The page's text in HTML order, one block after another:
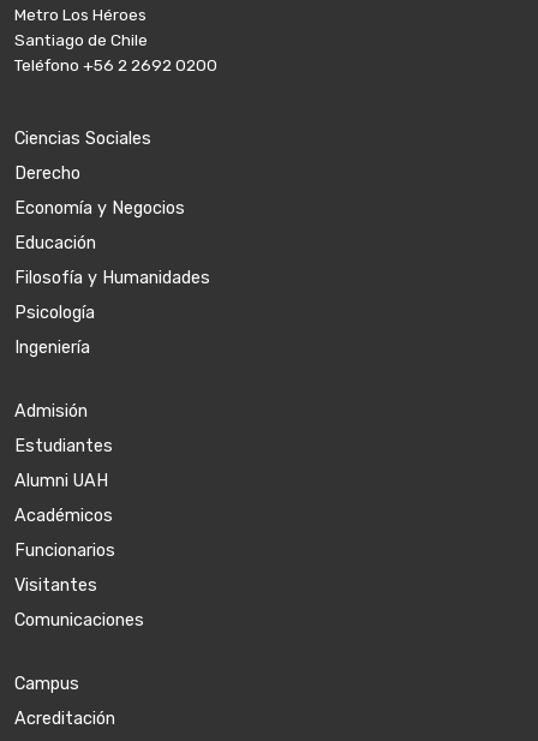
Metro Los Héroes
Santiago de Chile
Teléfono +56 2 2692 0200
Ciencias Sociales
Derecho
Economía y Negocios
Educación
Filosofía y Humanidades
Psicología
Ingeniería
Admisión
Estudiantes
Alumni UAH
Académicos
Funcionarios
Visitantes
Comunicaciones
Campus
Acreditación